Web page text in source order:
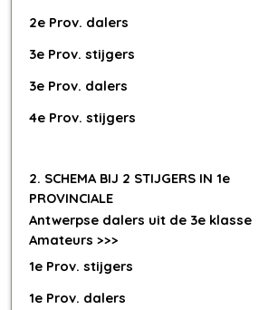
2e Prov. dalers
3e Prov. stijgers
3e Prov. dalers
4e Prov. stijgers
2. SCHEMA BIJ 2 STIJGERS IN 1e
PROVINCIALE
Antwerpse dalers uit de 3e klasse
Amateurs >>>
1e Prov. stijgers
1e Prov. dalers